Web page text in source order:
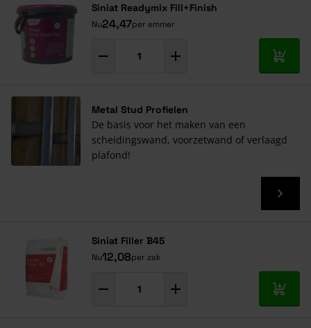
Siniat Readymix Fill+Finish
Nu24,47per emmer
In
Metal Stud Profielen
De basis voor het maken van een
scheidingswand, voorzetwand of verlaagd
plafond!
Siniat Filler B45
Nu12,08per zak
In